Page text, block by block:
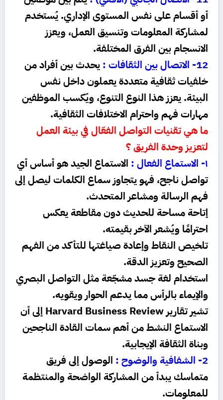
أو أقسام على نفس المستوى الإداري. يُستخدم
لمشاركة المعلومات وتنسيق العمل، ويعزز
الانسجام بين الفرق المختلفة.
12- الاتصال بين الثقافات :
يحدث بين أفراد من
خلفيات ثقافية متعددة يعملون داخل نفس
البيئة. يعزز هذا النوع التنوع، ويُكسب الموظفين
مهارات فهم واحترام الاختلافات الثقافية.
ما هي تقنيات التواصل الفعّال في بيئة العمل
لتعزيز وحدة الفريق ؟
١- الاستماع الفعال :
الاستماع الجيد هو أساس أي
تواصل ناجح، فهو يتجاوز سماع الكلمات ليصل إلى
فهم الرسالة ومشاعر المتحدث.
إتاحة مساحة للحديث دون مقاطعة يعكس
احترامًا ويُشعر الآخر بقيمته.
تلخيص النقاط وإعادة صياغتها للتأكد من الفهم
الصحيح وتعزيز الدقة.
استخدام لغة جسد مشجّعة مثل التواصل البصري
والإيماء بالرأس مما يدعم الحوار ويقويه.
تشير تقارير Harvard Business Review إلى أن
الاستماع النشط من أهم سمات القادة الناجحين
وبناة الثقافة الإيجابية.
2- الشفافية والوضوح :
الوصول إلى فريق
متماسك يبدأ من المشاركة الواضحة والمنتظمة
للمعلومات.